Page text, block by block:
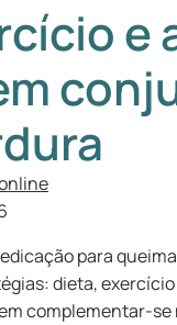
e
para
dieta,
complementar-